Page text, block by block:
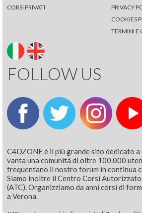
CORSI PRIVATI
PRIVACY
COOKIES
TERMINI E
FOLLOW US
C4DZONE è il più grande sito dedicato
vanta una comunità di oltre 100.000
frequentano il nostro forum in continua
Siamo inoltre il Centro Corsi
(ATC). Organizziamo da anni corsi di
a Verona.